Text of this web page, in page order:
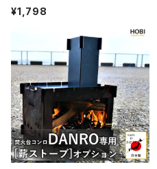
フ] 業務用 グリルプレート キャンプ
たき火 takibi アウトドア レジャー
ホビ【MADE IN JAPAN】
¥1,798